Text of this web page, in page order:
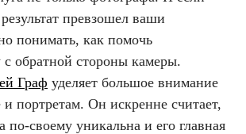
превзошел ваши
понимать, как помочь
с обратной стороны камеры.
Граф уделяет большое внимание
и портретам. Он искренне считает,
по-своему уникальна и его главная